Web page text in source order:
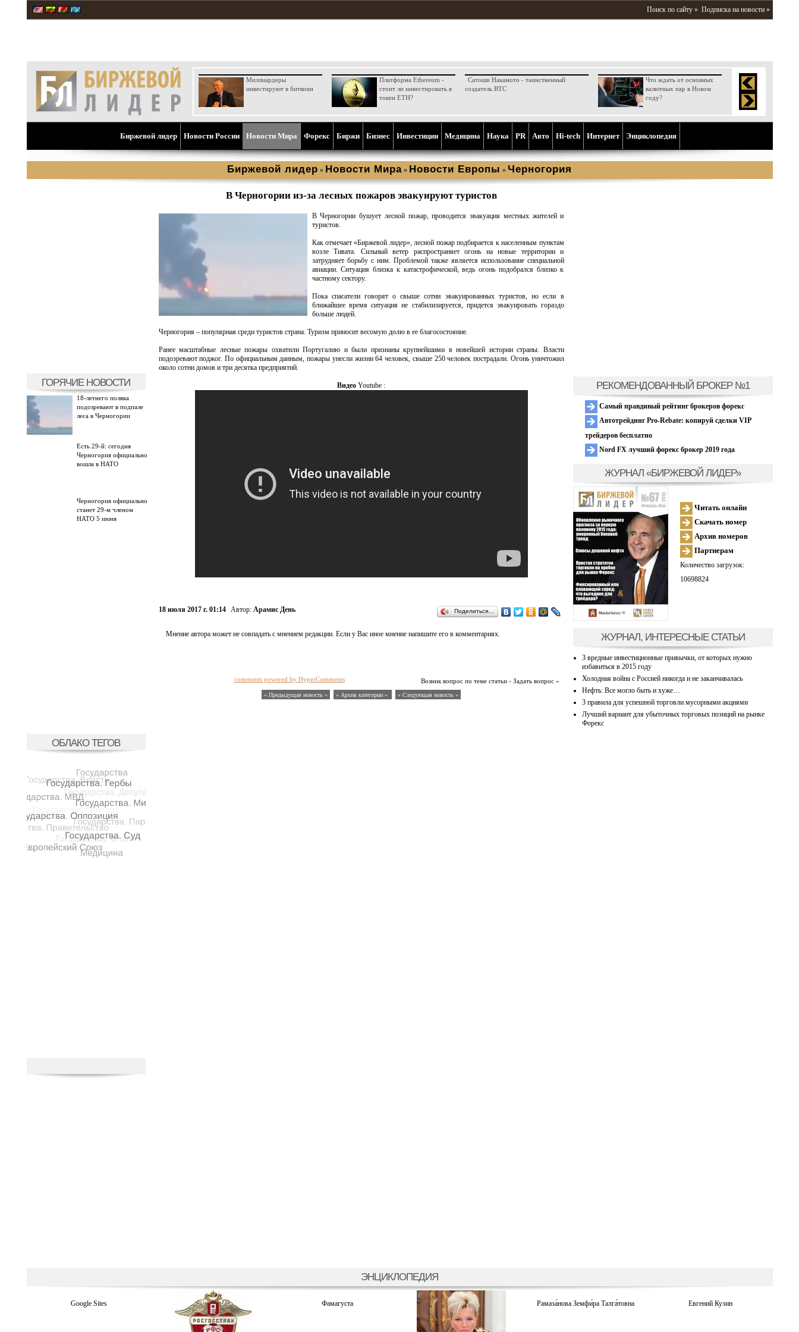
Поиск по сайту » Подписка на новости »
Миллиардеры
инвестируют в биткоин
Платформа Ethereum -
стоит ли инвестировать в
токен ETH?
Сатоши Накамото - таинственный
создатель BTC
Что ждать от основных
валютных пар в Новом
году?
Биржевой лидер Новости России Новости Мира Форекс Биржи Бизнес Инвестиции Медицина Наука PR Aвто Hi-tech Интернет Энциклопедия
Биржевой лидер » Новости Мира » Новости Европы » Черногория
ГОРЯЧИЕ НОВОСТИ
18-летнего поляка
подозревают в подпале
леса в Черногории
Есть 29-й: сегодня
Черногория официально
вошла в НАТО
Черногория официально
станет 29-м членом
НАТО 5 июня
ОБЛАКО ТЕГОВ
В Черногории из-за лесных пожаров эвакуируют туристов
В Черногории бушует лесной пожар, проводится эвакуация местных жителей и
туристов.
Как отмечает «Биржевой лидер», лесной пожар подбирается к населенным пунктам
возле Тивата. Сильный ветер распространяет огонь на новые территории и
затрудняет борьбу с ним. Проблемой также является использование специальной
авиации. Ситуация близка к катастрофической, ведь огонь подобрался близко к
частному сектору.
Пока спасатели говорят о свыше сотни эвакуированных туристов, но если в
ближайшее время ситуация не стабилизируется, придется эвакуировать гораздо
больше людей.
Черногория – популярная среди туристов страна. Туризм приносит весомую долю в ее благосостояние.
Ранее масштабные лесные пожары охватили Португалию и были признаны крупнейшими в новейшей истории страны. Власти
подозревают поджог. По официальным данным, пожары унесли жизни 64 человек, свыше 250 человек пострадали. Огонь уничтожил
около сотни домов и три десятка предприятий.
Видео Youtube :
18 июля 2017 г. 01:14 Автор: Арамис День Поделиться…
Мнение автора может не совпадать с мнением редакции. Если у Вас иное мнение напишите его в комментариях.
Возник вопрос по теме статьи - Задать вопрос »
comments powered by HyperComments
« Предыдущая новость « » Архив категории « » Следующая новость »
РЕКОМЕНДОВАННЫЙ БРОКЕР №1
Самый правдивый рейтинг брокеров форекс
Автотрейдинг Pro-Rebate: копируй сделки VIP
трейдеров бесплатно
Nord FX лучший форекс брокер 2019 года
ЖУРНАЛ «БИРЖЕВОЙ ЛИДЕР»
Читать онлайн
Скачать номер
Архив номеров
Партнерам
Количество загрузок:
10698824
ЖУРНАЛ, ИНТЕРЕСНЫЕ СТАТЬИ
3 вредные инвестиционные привычки, от которых нужно
избавиться в 2015 году
Холодная война с Россией никогда и не заканчивалась
Нефть: Все могло быть и хуже…
3 правила для успешной торговли мусорными акциями
Лучший вариант для убыточных торговых позиций на рынке
Форекс
ЭНЦИКЛОПЕДИЯ
Google Sites Фамагуста Рамаза́нова Земфи́ра Талга́товна Евгений Кузин